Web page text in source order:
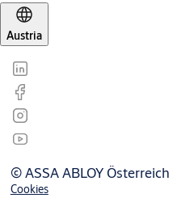
Austria
© ASSA ABLOY
Cookies